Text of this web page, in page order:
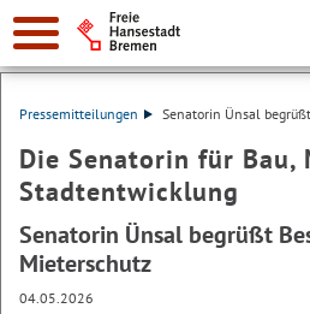
Suche:
Pressemitteilungen Senatorin Ünsal
Die Senatorin für
Stadtentwicklung
Senatorin Ünsal begrüßt
Mieterschutz
04.05.2026